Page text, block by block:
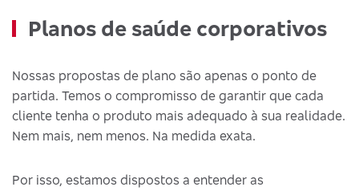
Planos de saúde corporativos
Nossas propostas de plano são apenas o ponto de
partida. Temos o compromisso de garantir que cada
cliente tenha o produto mais adequado à sua realidade.
Nem mais, nem menos. Na medida exata.
Por isso, estamos dispostos a entender as